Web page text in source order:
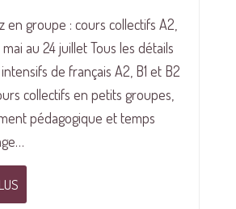
en groupe : cours collectifs A2,
mai au 24 juillet Tous les détails
de français A2, B1 et B2
collectifs en petits groupes,
pédagogique et temps